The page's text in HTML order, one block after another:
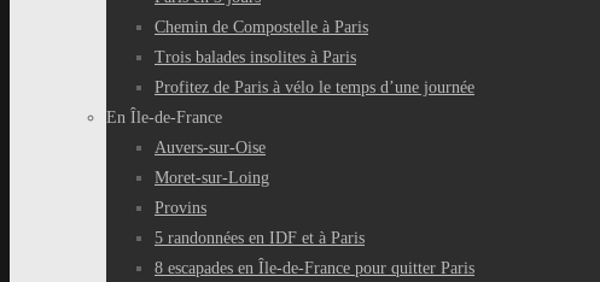
Chemin de Compostelle à Paris
Trois balades insolites à Paris
Profitez de Paris à vélo le temps d’une journée
En Île-de-France
Auvers-sur-Oise
Moret-sur-Loing
Provins
5 randonnées en IDF et à Paris
8 escapades en Île-de-France pour quitter Paris